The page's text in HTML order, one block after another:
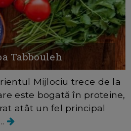
Tabbouleh
Mijlociu trece de la
este bogată în proteine,
atât un fel principal